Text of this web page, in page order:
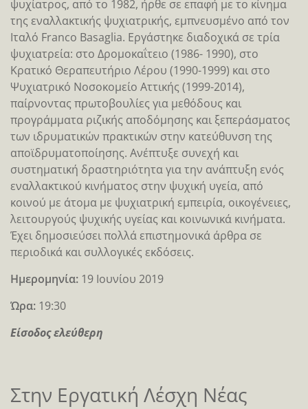
ψυχίατρος, από το 1982, ήρθε σε επαφή με το κίνημα
της εναλλακτικής ψυχιατρικής, εμπνευσμένο από τον
Ιταλό Franco Basaglia. Εργάστηκε διαδοχικά σε τρία
ψυχιατρεία: στο Δρομοκαΐτειο (1986- 1990), στο
Κρατικό Θεραπευτήριο Λέρου (1990-1999) και στο
Ψυχιατρικό Νοσοκομείο Αττικής (1999-2014),
παίρνοντας πρωτοβουλίες για μεθόδους και
προγράμματα ριζικής αποδόμησης και ξεπεράσματος
των ιδρυματικών πρακτικών στην κατεύθυνση της
αποϊδρυματοποίησης. Ανέπτυξε συνεχή και
συστηματική δραστηριότητα για την ανάπτυξη ενός
εναλλακτικού κινήματος στην ψυχική υγεία, από
κοινού με άτομα με ψυχιατρική εμπειρία, οικογένειες,
λειτουργούς ψυχικής υγείας και κοινωνικά κινήματα.
Έχει δημοσιεύσει πολλά επιστημονικά άρθρα σε
περιοδικά και συλλογικές εκδόσεις.
Ημερομηνία: 19 Ιουνίου 2019
Ώρα: 19:30
Είσοδος ελεύθερη
Στην Εργατική Λέσχη Νέας